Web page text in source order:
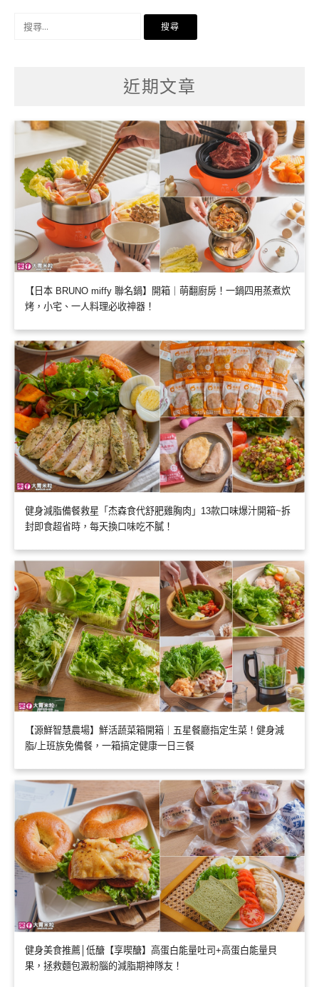
近期文章
【日本 BRUNO miffy 聯名鍋】開箱｜萌翻廚房！一鍋四用蒸煮炊
烤，小宅、一人料理必收神器！
健身減脂備餐救星「杰森食代舒肥雞胸肉」13款口味爆汁開箱~拆
封即食超省時，每天換口味吃不膩！
【源鮮智慧農場】鮮活蔬菜箱開箱｜五星餐廳指定生菜！健身減
脂/上班族免備餐，一箱搞定健康一日三餐
健身美食推薦│低醣【享喫醣】高蛋白能量吐司+高蛋白能量貝
果，拯救麵包澱粉腦的減脂期神隊友！